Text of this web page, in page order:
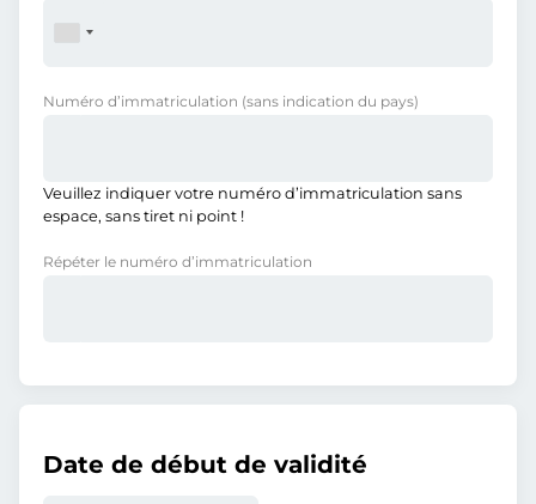
Numéro d’immatriculation (sans indication du pays)
Veuillez indiquer votre numéro d’immatriculation sans
espace, sans tiret ni point !
Répéter le numéro d’immatriculation
Date de début de validité